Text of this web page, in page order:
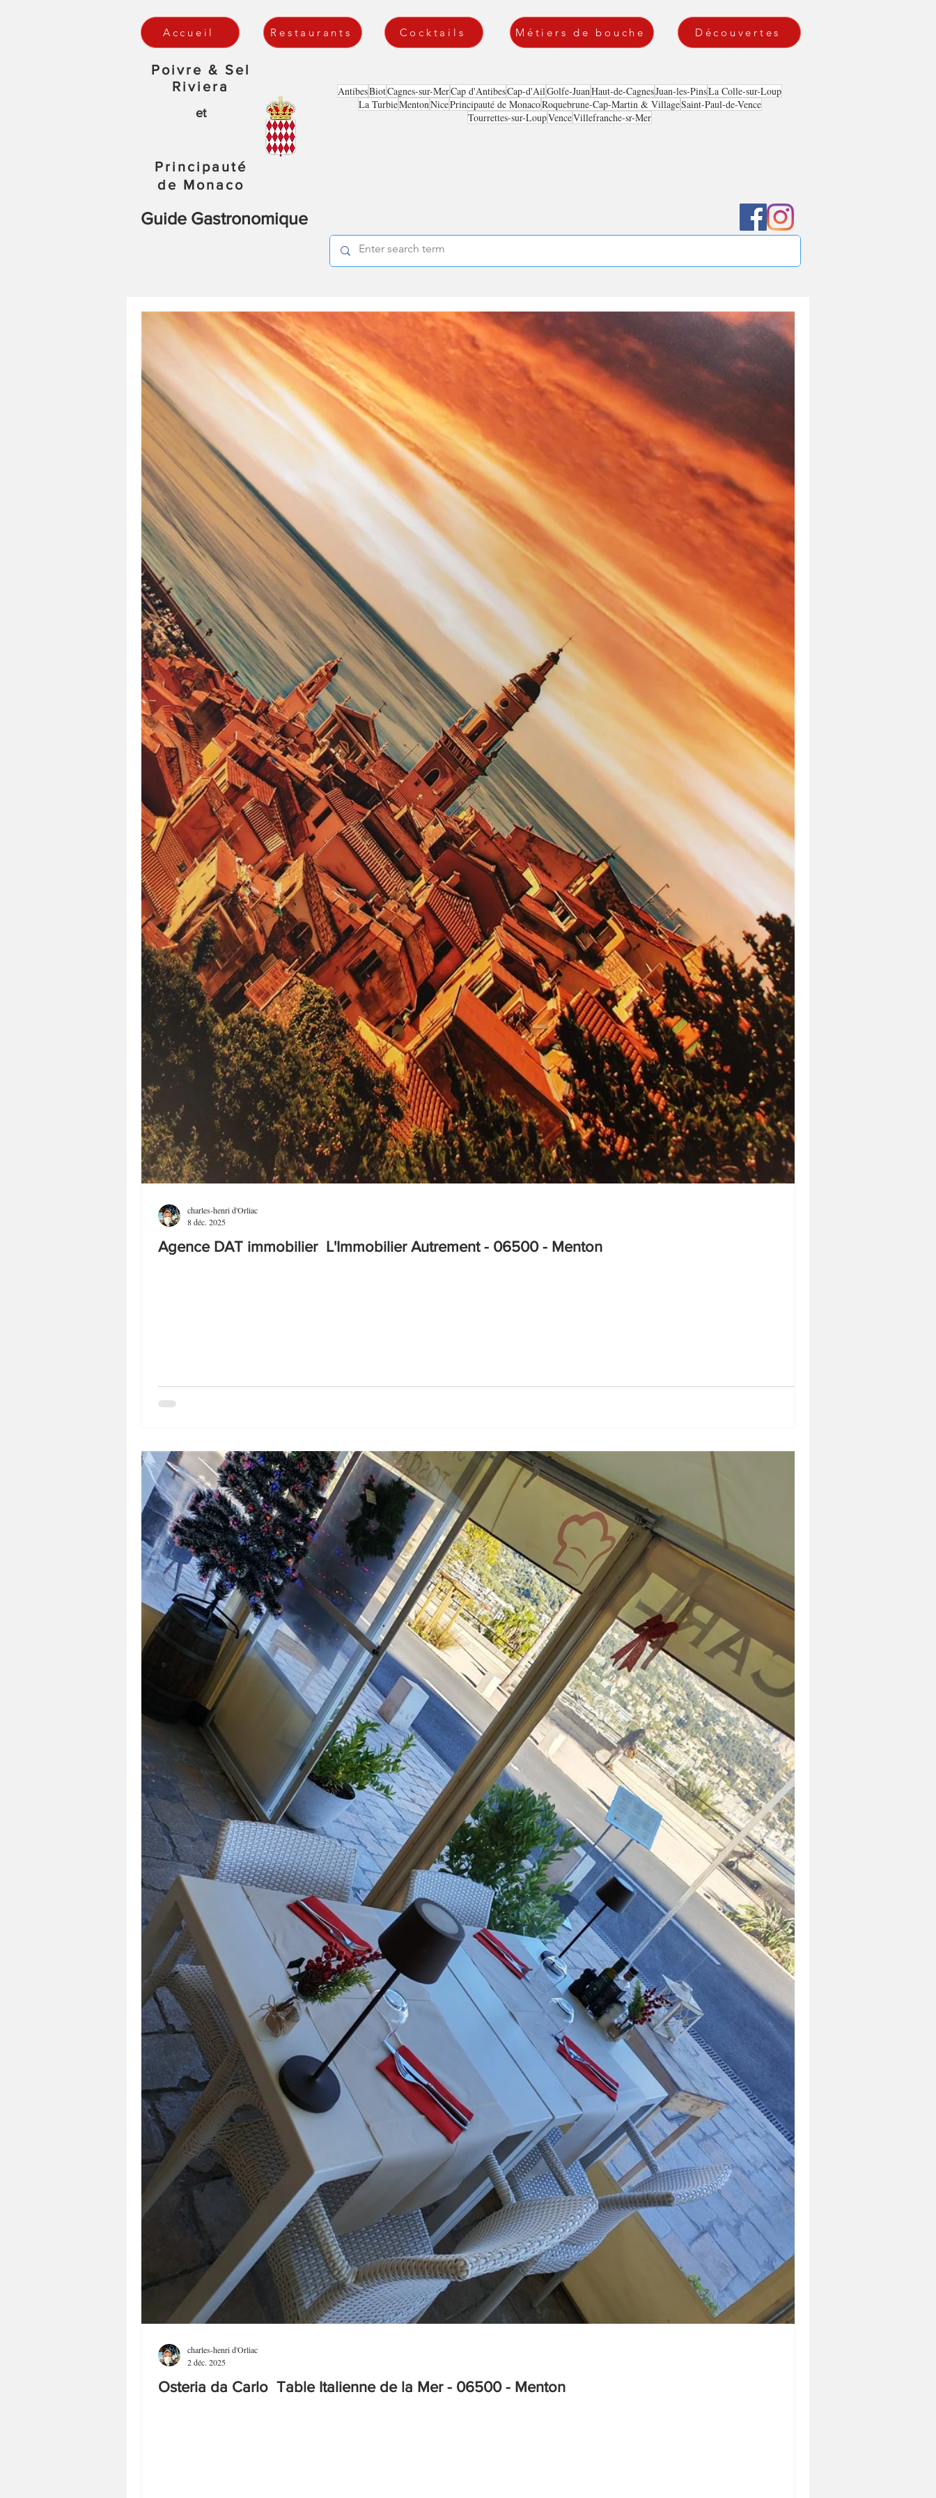
Accueil Restaurants Cocktails Métiers de bouche Découvertes
Poivre & Sel
Riviera
et
Principauté
de Monaco
Guide Gastronomique
AntibesBiotCagnes-sur-MerCap d'AntibesCap-d'AilGolfe-JuanHaut-de-CagnesJuan-les-PinsLa Colle-sur-Loup
La TurbieMentonNicePrincipauté de MonacoRoquebrune-Cap-Martin & VillageSaint-Paul-de-Vence
Tourrettes-sur-LoupVenceVillefranche-sr-Mer
Agence DAT immobilier L'Immobilier Autrement - 06500 - Menton
charles-henri d'Orliac
8 déc. 2025
Osteria da Carlo Table Italienne de la Mer - 06500 - Menton
charles-henri d'Orliac
2 déc. 2025